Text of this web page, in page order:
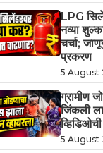
LPG
नव्या
चर्चा;
प्रकरण
5 August
ग्रामीण
जिंकली
व्हिडिओची
5 August